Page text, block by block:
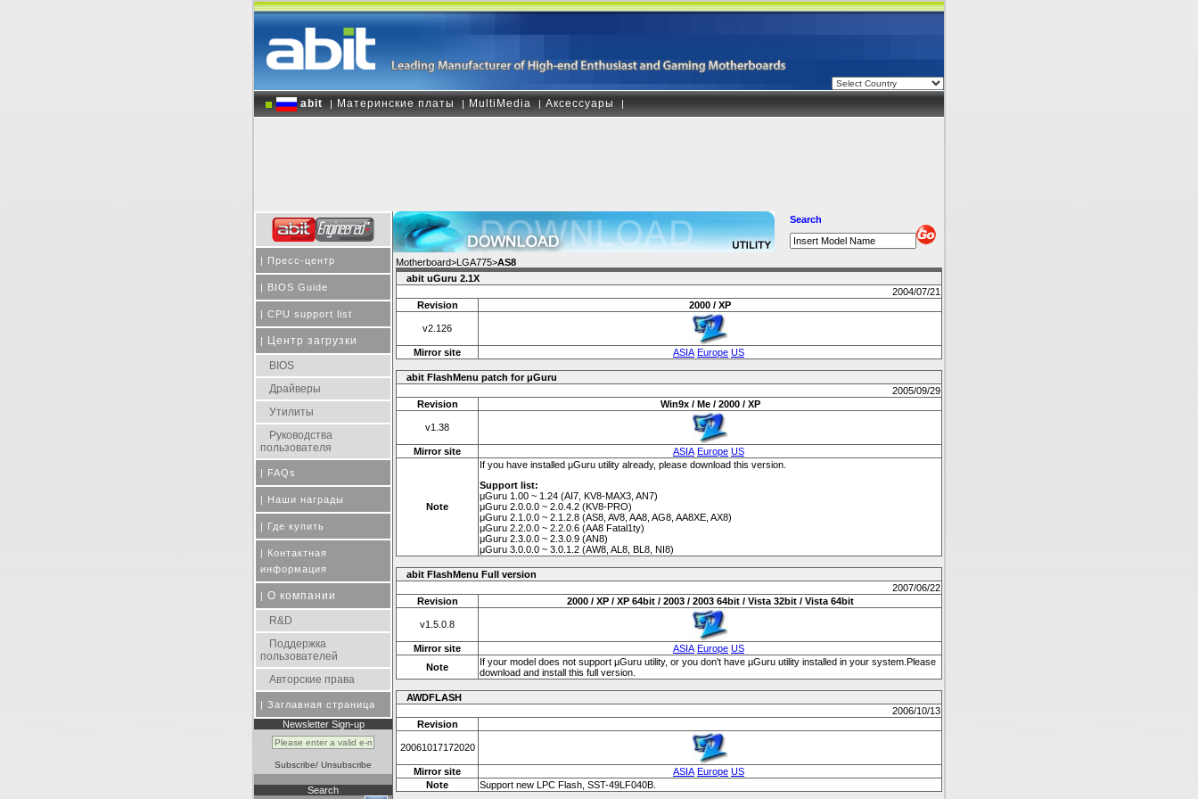
abit | Материнские платы | MultiMedia | Аксессуары |
| Пресс-центр
| BIOS Guide
| CPU support list
|
Центр загрузки
BIOS
Драйверы
Утилиты
Руководства
пользователя
| FAQs
| Наши награды
| Где купить
| Контактная
информация
| О компании
R&D
Поддержка
пользователей
Авторские права
| Заглавная страница
Newsletter Sign-up
Subscribe/ Unsubscribe
Search
Search
Motherboard>LGA775>AS8
abit uGuru 2.1X
2004/07/21
Revision
2000 / XP
v2.126
Mirror site ASIA Europe US
abit FlashMenu patch for μGuru
2005/09/29
Revision
Win9x / Me / 2000 / XP
v1.38
Mirror site ASIA Europe US
Note
If you have installed μGuru utility already, please download this version.
Support list:
μGuru 1.00 ~ 1.24 (AI7, KV8-MAX3, AN7)
μGuru 2.0.0.0 ~ 2.0.4.2 (KV8-PRO)
μGuru 2.1.0.0 ~ 2.1.2.8 (AS8, AV8, AA8, AG8, AA8XE, AX8)
μGuru 2.2.0.0 ~ 2.2.0.6 (AA8 Fatal1ty)
μGuru 2.3.0.0 ~ 2.3.0.9 (AN8)
μGuru 3.0.0.0 ~ 3.0.1.2 (AW8, AL8, BL8, NI8)
abit FlashMenu Full version
2007/06/22
Revision
2000 / XP / XP 64bit / 2003 / 2003 64bit / Vista 32bit / Vista 64bit
v1.5.0.8
Mirror site ASIA Europe US
Note
If your model does not support µGuru utility, or you don't have µGuru utility installed in your system.Please
download and install this full version.
AWDFLASH
2006/10/13
Revision
20061017172020
Mirror site ASIA Europe US
Note
Support new LPC Flash, SST-49LF040B.